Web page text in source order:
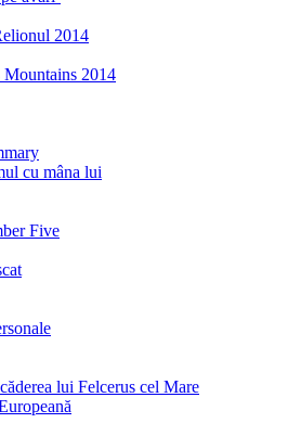
2014
2014
cu mâna lui
Five
lui Felcerus cel Mare